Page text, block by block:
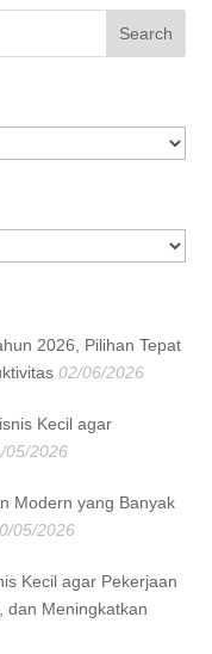
2026, Pilihan Tepat
02/06/2026
Kecil agar
05/2026
Modern yang Banyak
05/2026
Kecil agar Pekerjaan
dan Meningkatkan